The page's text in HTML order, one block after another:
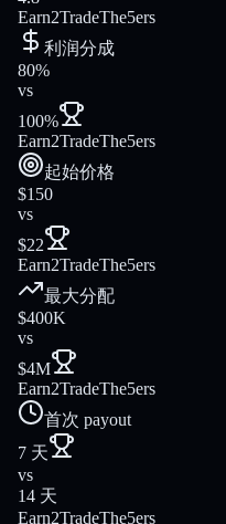
Earn2TradeThe5ers
利润分成
80%
vs
100%
Earn2TradeThe5ers
起始价格
$150
vs
$22
Earn2TradeThe5ers
最大分配
$400K
vs
$4M
Earn2TradeThe5ers
首次 payout
7 天
vs
14 天
Earn2TradeThe5ers